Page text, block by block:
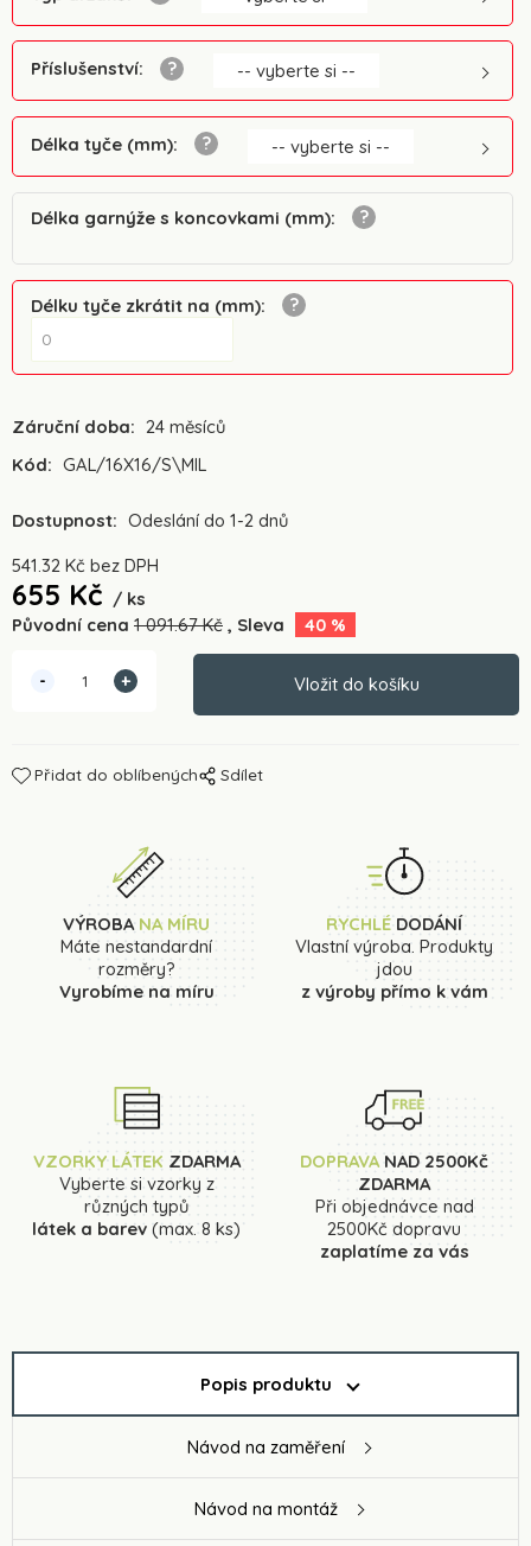
Příslušenství: -- vyberte si --
Délka tyče (mm): -- vyberte si --
Délka garnýže s koncovkami (mm):
Délku tyče zkrátit na (mm):
Záruční doba: 24 měsíců
Kód: GAL/16X16/S\MIL
Dostupnost: Odeslání do 1-2 dnů
541.32 Kč bez DPH
655 Kč
ks
Původní cena 1 091.67Kč Sleva 40 %
Přidat do oblíbených Sdílet
VÝROBA NA MÍRU
Máte nestandardní
rozměry?
Vyrobíme na míru
RYCHLÉDODÁNÍ
Vlastní výroba. Produkty
jdou
z výroby přímo k vám
VZORKY LÁTEK ZDARMA
Vyberte si vzorky z
různých typů
látek a barev (max. 8 ks)
DOPRAVANAD 2500Kč
ZDARMA
Při objednávce nad
2500Kč dopravu
zaplatíme za vás
Popis produktu
Návod na zaměření
Návod na montáž